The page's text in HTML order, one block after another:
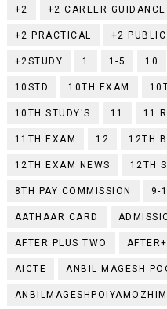
+2 +2 CAREER GUIDANCE
+2 PRACTICAL +2
+2STUDY 1 1-5 10
10STD 10TH EXAM
10TH STUDY'S 11 11
11TH EXAM 12 12TH
12TH EXAM NEWS 12TH
8TH PAY COMMISSION 9-
AATHAAR CARD
AFTER PLUS TWO
AICTE ANBIL MAGESH